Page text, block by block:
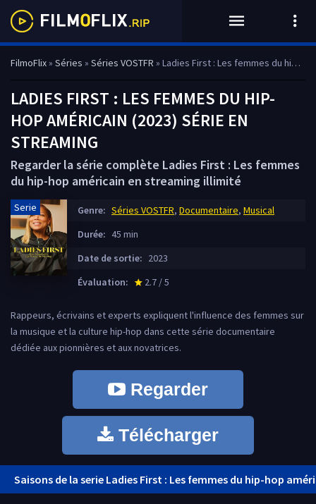
FilmoFlix» Séries » Séries VOSTFR » Ladies First : Les femmes du hip-hop américain
LADIES FIRST : LES FEMMES DU HIP-
HOP AMÉRICAIN (2023) SÉRIE EN
STREAMING
Regarder la série complète Ladies First : Les femmes
du hip-hop américain en streaming illimité
Serie Genre: Séries VOSTFR, Documentaire, Musical
Durée: 45 min
Date de sortie: 2023
Évaluation:
star_rate
2.7 / 5
Rappeurs, écrivains et experts expliquent l'influence des femmes sur
la musique et la culture hip-hop dans cette série documentaire
dédiée aux pionnières et aux novatrices.
Regarder
Télécharger
Saisons de la serie Ladies First : Les femmes du hip-hop